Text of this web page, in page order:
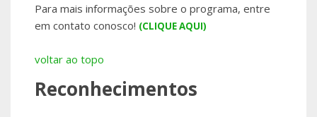
Para mais informações sobre o programa, entre
em contato conosco! (CLIQUE AQUI)
voltar ao topo
Reconhecimentos